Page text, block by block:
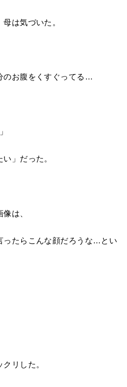
は気づいた。
のお腹をくすぐってる…
」だった。
は、
ったらこんな顔だろうな…とい
リした。